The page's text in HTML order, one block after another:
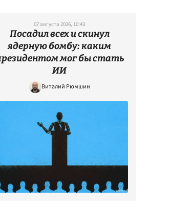
07 августа 2026, 10:43
Посадил всех и скинул
ядерную бомбу: каким
мог бы стать
ИИ
Виталий Рюмшин